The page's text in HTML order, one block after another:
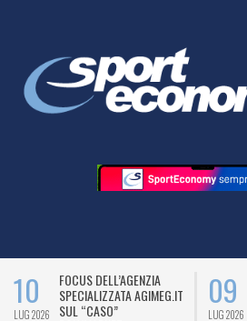
10
LUG 2026
FOCUS DELL’AGENZIA
SPECIALIZZATA AGIMEG.IT
SUL “CASO”
09
LUG 2026